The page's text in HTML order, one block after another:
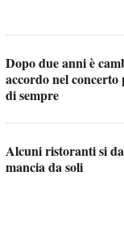
Dopo due anni è
accordo nel
di sempre
Alcuni ristoranti si
mancia da soli